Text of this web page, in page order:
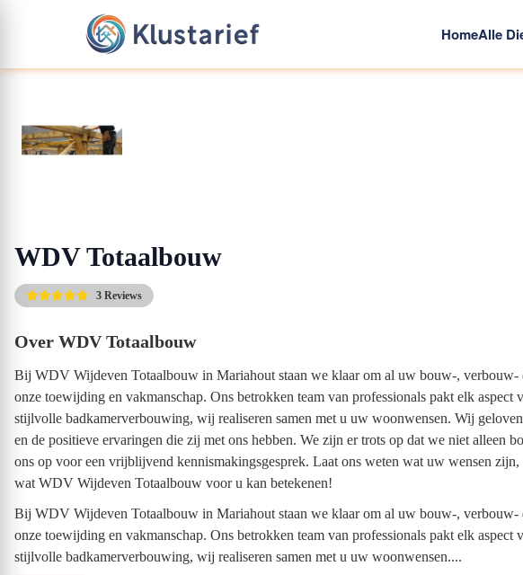
HomeAlle
WDV Totaalbouw
3 Reviews
Over WDV Totaalbouw
Bij WDV Wijdeven Totaalbouw in Mariahout staan we klaar om al uw bouw-, verbouw-
onze toewijding en vakmanschap. Ons betrokken team van professionals pakt elk
stijlvolle badkamerverbouwing, wij realiseren samen met u uw woonwensen. Wij
en de positieve ervaringen die zij met ons hebben. We zijn er trots op dat we niet alleen
ons op voor een vrijblijvend kennismakingsgesprek. Laat ons weten wat uw wensen
wat WDV Wijdeven Totaalbouw voor u kan betekenen!
Bij WDV Wijdeven Totaalbouw in Mariahout staan we klaar om al uw bouw-, verbouw-
onze toewijding en vakmanschap. Ons betrokken team van professionals pakt elk
stijlvolle badkamerverbouwing, wij realiseren samen met u uw woonwensen....